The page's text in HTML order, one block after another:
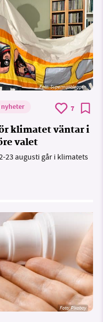
Foto: Supermijöbloggen
7
klimatet väntar i
valet
23 augusti går i klimatets
Foto:Pixabay